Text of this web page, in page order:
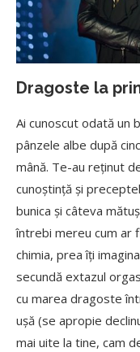
Dragoste la
Ai cunoscut odată un
pânzele albe după
mână. Te-au reținut
cunoștință și
bunica și câteva
întrebi mereu cum ar
chimia, prea îți
secundă extazul
cu marea dragoste
ușă (se apropie
mai uite la tine, cam